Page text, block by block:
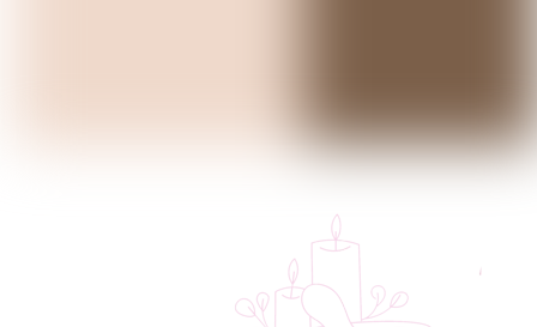
Високо едуциран и обучен тим,
најквалитетна и најсовремена опрема
и козметика а амбиент на кој дури и
Холивудските звезди ќе му позавидат.